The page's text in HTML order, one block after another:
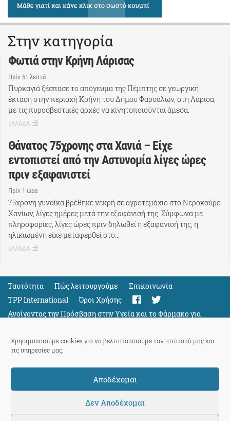
Χρησιμοποιούμε cookies για να βελτιστοποιούμε τον ιστότοπό μας και
τις υπηρεσίες μας.
Αποδέχομαι
Δεν Αποδέχομαι
Στην κατηγορία
Φωτιά στην Κρήνη Λάρισας
Πρίν 51 λεπτά
Πυρκαγιά ξέσπασε το απόγευμα της Πέμπτης σε γεωργική
έκταση στην περιοχή Κρήνη του Δήμου Φαρσάλων, στη Λάρισα,
με τις πυροσβεστικές αρχές να κινητοποιούνται άμεσα.
ΕΛΛΑΔΑ
Θάνατος 75χρονης στα Χανιά – Είχε
εντοπιστεί από την Αστυνομία λίγες ώρες
πριν εξαφανιστεί
Πρίν 1 ώρα
75χρονη γυναίκα βρέθηκε νεκρή σε αγροτεμάχιο στο Νεροκούρο
Χανίων, λίγες ημέρες μετά την εξαφάνισή της. Σύμφωνα με
πληροφορίες, λίγες ώρες πριν δηλωθεί η εξαφάνισή της, η
ηλικιωμένη είχε μεταφερθεί στο…
ΕΛΛΑΔΑ
Ταυτότητα Πώς λειτουργούμε
Eπικοινωνία
TPP International
Όροι Χρήσης
Ανοίγοντας την Πρόσβαση στην Υγεία και το Φάρμακο για
Όλους
Support
ThePressProject
powered by our community members